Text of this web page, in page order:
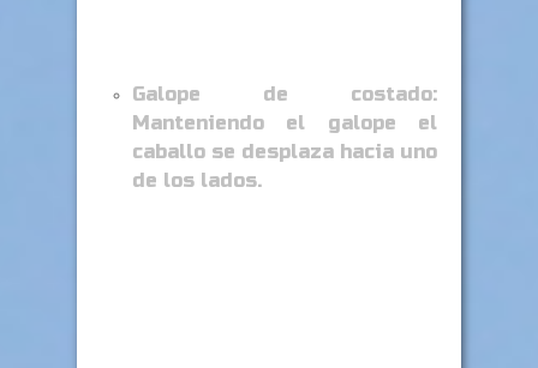
Galope de costado:
Manteniendo el galope el
caballo se desplaza hacia uno
de los lados.